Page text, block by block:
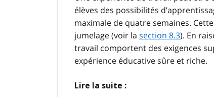
élèves des possibilités
maximale de quatre semaines.
jumelage (voir la section 8.3). En
travail comportent des exigences
expérience éducative sûre et riche.
Lire la suite :